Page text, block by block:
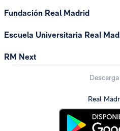
Fundación Real Madrid
Escuela Universitaria Real
RM Next
Real